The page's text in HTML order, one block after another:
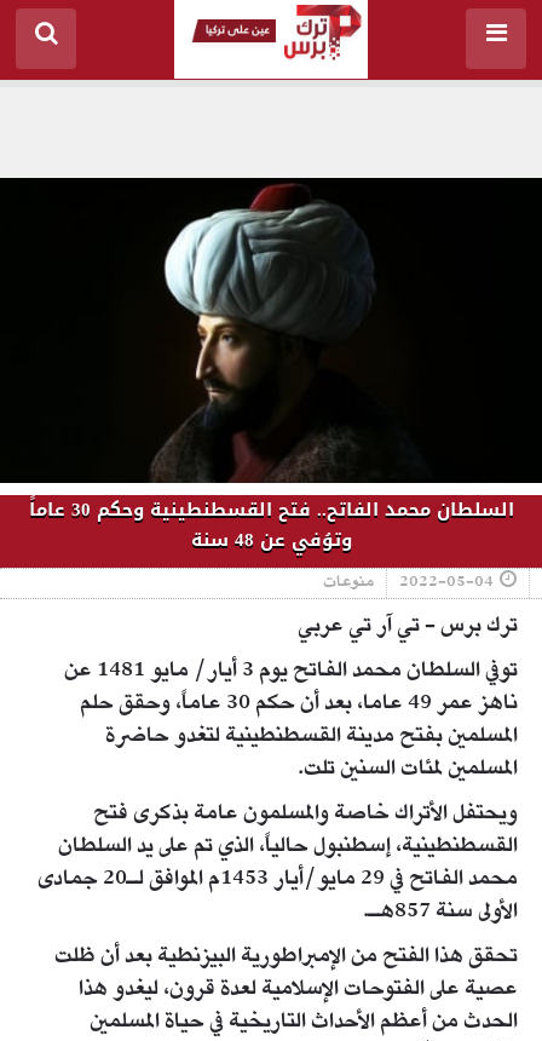
السلطان محمد الفاتح.. فتح القسطنطينية وحكم 30 عاماً
وتوُفي عن 48 سنة
2022-05-04 منوعات
ترك برس - تي آر تي عربي
توفي السلطان محمد الفاتح يوم 3 أيار/ مايو 1481 عن
ناهز عمر 49 عاما، بعد أن حكم 30 عاماً، وحقق حلم
المسلمين بفتح مدينة القسطنطينية لتغدو حاضرة
المسلمين لمئات السنين تلت.
ويحتفل الأتراك خاصة والمسلمون عامة بذكرى فتح
القسطنطينية، إسطنبول حالياً، الذي تم على يد السلطان
محمد الفاتح في 29 مايو/أيار 1453م الموافق لـ20 جمادى
الأولى سنة 857هـ.
تحقق هذا الفتح من الإمبراطورية البيزنطية بعد أن ظلت
عصية على الفتوحات الإسلامية لعدة قرون، ليغدو هذا
الحدث من أعظم الأحداث التاريخية في حياة المسلمين